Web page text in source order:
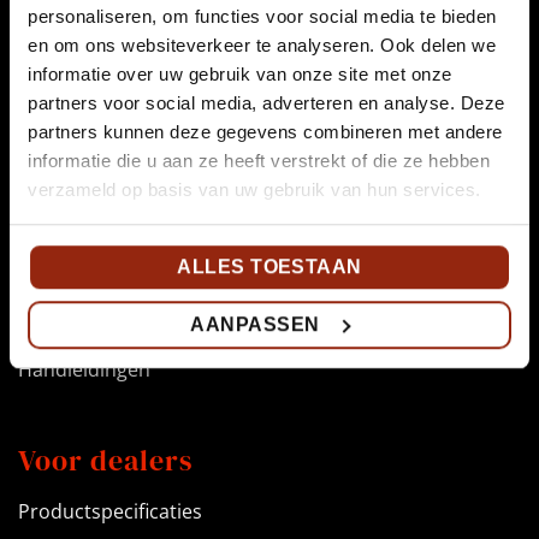
personaliseren, om functies voor social media te bieden
en om ons websiteverkeer te analyseren. Ook delen we
informatie over uw gebruik van onze site met onze
partners voor social media, adverteren en analyse. Deze
partners kunnen deze gegevens combineren met andere
informatie die u aan ze heeft verstrekt of die ze hebben
verzameld op basis van uw gebruik van hun services.
ALLES TOESTAAN
AANPASSEN
Levering
Bestelinformatie
Outlet
Voor klanten
Koolstoffilter vervangen
Wijnkast accessoires
Service & onderhoud
Handleidingen
Voor dealers
Productspecificaties